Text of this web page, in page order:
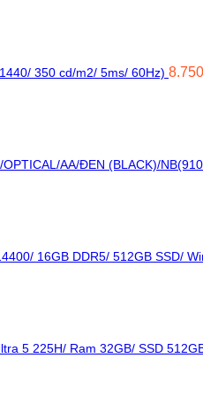
350 cd/m2/ 5ms/ 60Hz)
AA/ĐEN (BLACK)/
16GB DDR5/ 512GB SSD/
5 225H/ Ram 32GB/ SSD